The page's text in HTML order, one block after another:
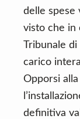
delle spese
visto che in
Tribunale
carico
Opporsi
definitiva